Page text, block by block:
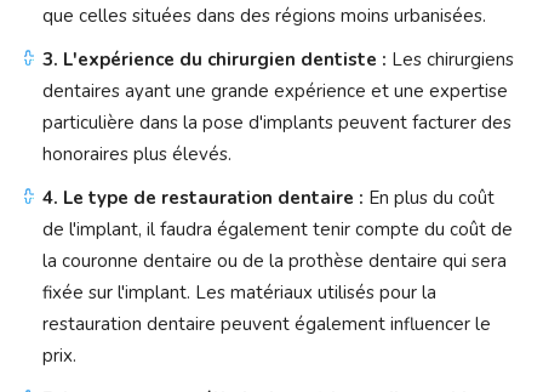
que celles situées dans des régions moins urbanisées.
3. L'expérience du chirurgien dentiste : Les chirurgiens
dentaires ayant une grande expérience et une expertise
particulière dans la pose d'implants peuvent facturer des
honoraires plus élevés.
4. Le type de restauration dentaire : En plus du coût
de l'implant, il faudra également tenir compte du coût de
la couronne dentaire ou de la prothèse dentaire qui sera
fixée sur l'implant. Les matériaux utilisés pour la
restauration dentaire peuvent également influencer le
prix.